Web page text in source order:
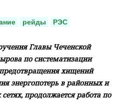
рейды
РЭС
Главы Чеченской
по систематизации
хищений
энергопотерь в районных и
продолжается работа по